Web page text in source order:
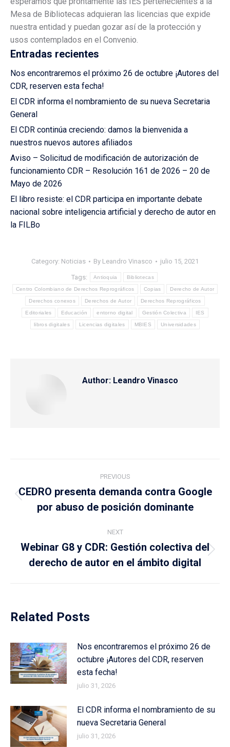
Mesa de Bibliotecas adquieran las licencias que expide
nuestra entidad y puedan gozar así de la protección y
usos contemplados en el Convenio.
Entradas recientes
Nos encontraremos el próximo 26 de octubre ¡Autores del
CDR, reserven esta fecha!
El CDR informa el nombramiento de su nueva Secretaria
General
El CDR continúa creciendo: damos la bienvenida a
nuestros nuevos autores afiliados
Aviso – Solicitud de modificación de autorización de
funcionamiento CDR – Resolución 161 de 2026 – 20 de
Mayo de 2026
El libro resiste: el CDR participa en importante debate
nacional sobre inteligencia artificial y derecho de autor en
la FILBo
Category: Noticias By Leandro Vinasco julio 15, 2021
Tags: Antioquia Bibliotecas
Centro Colombiano de Derechos Reprográficos Copias Derecho de Autor
Derechos conexos Derechos de Autor Derechos Reprográficos
Editoriales Educación entorno digital Gestión Colectiva IES
libros digitales Licencias digitales MBIES Universidades
Author: Leandro Vinasco
navigation
PREVIOUS
post:
CEDRO presenta demanda contra Google
por abuso de posición dominante
NEXT
post:
Webinar G8 y CDR: Gestión colectiva del
derecho de autor en el ámbito digital
Related Posts
Nos encontraremos el próximo 26 de
octubre ¡Autores del CDR, reserven
esta fecha!
julio 31, 2026
El CDR informa el nombramiento de su
nueva Secretaria General
julio 31, 2026